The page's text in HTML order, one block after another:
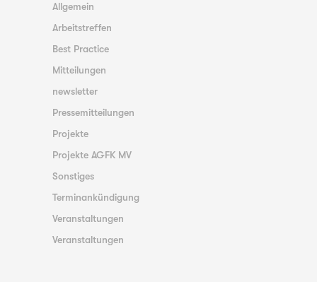
Allgemein
Arbeitstreffen
Best Practice
Mitteilungen
newsletter
Pressemitteilungen
Projekte
Projekte AGFK MV
Sonstiges
Terminankündigung
Veranstaltungen
Veranstaltungen